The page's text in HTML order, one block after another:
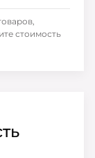
стоимость